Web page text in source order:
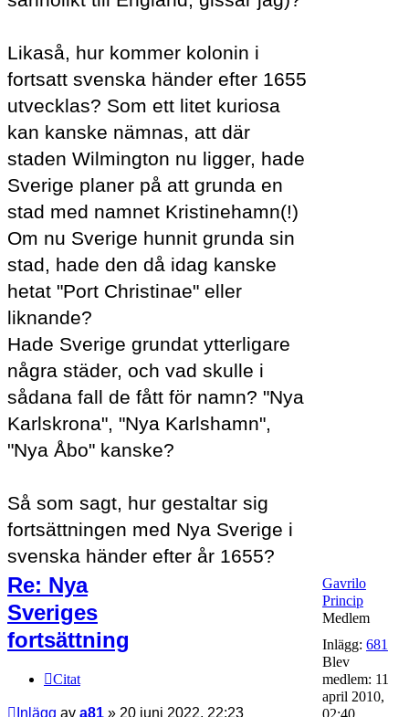
Likaså, hur kommer kolonin i
fortsatt svenska händer efter 1655
utvecklas? Som ett litet kuriosa
kan kanske nämnas, att där
staden Wilmington nu ligger, hade
Sverige planer på att grunda en
stad med namnet Kristinehamn(!)
Om nu Sverige hunnit grunda sin
stad, hade den då idag kanske
hetat "Port Christinae" eller
liknande?
Hade Sverige grundat ytterligare
några städer, och vad skulle i
sådana fall de fått för namn? "Nya
Karlskrona", "Nya Karlshamn",
"Nya Åbo" kanske?
Så som sagt, hur gestaltar sig
fortsättningen med Nya Sverige i
svenska händer efter år 1655?
Re: Nya
Sveriges
fortsättning
Citat
Inlägg av a81 » 20 juni 2022, 22:23
Gavrilo
Princip
Medlem
Inlägg: 681
Blev
medlem: 11
april 2010,